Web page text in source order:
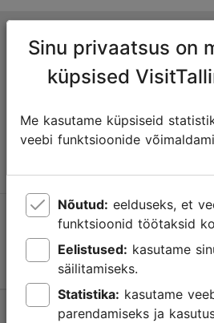
Tallinna turismiinfokeskus
Niguliste 2, 10146 Tallinn, Eesti
info@visittallinn.ee
Jälgi meid @ VisitTallinn
Sinu privaatsus on
küpsised
Me kasutame küpsiseid
veebi funktsioonide
Nõutud:
funktsioonid töötaksid
Eelistused:
säilitamiseks.
Statistika:
parendamiseks ja